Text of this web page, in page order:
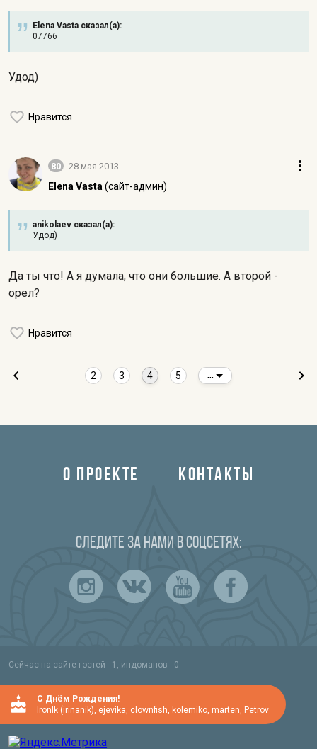
Elena Vasta сказал(а):
07766
Удод)
Нравится
80 28 мая 2013
Elena Vasta (сайт-админ)
anikolaev сказал(а):
Удод)
Да ты что! А я думала, что они большие. А второй -
орел?
Нравится
2 3 4 5
О ПРОЕКТЕ КОНТАКТЫ
Следите за нами в соцсетях:
Сейчас на сайте гостей - 1, индоманов - 0
C Днём Рождения!
IronIk (irinanik), ejevika, clownfish, kolemiko, marten, Petrov